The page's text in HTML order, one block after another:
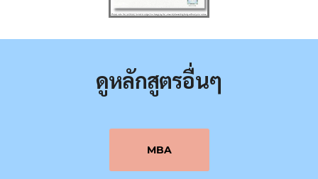
ดูหลักสูตรอื่นๆ
MBA